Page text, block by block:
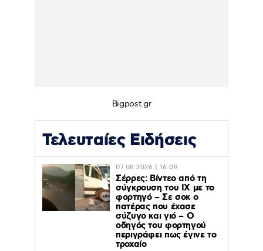
Bigpost.gr
Τελευταίες Ειδήσεις
07.08.2026 | 16:09
Σέρρες: Βίντεο από τη
σύγκρουση του ΙΧ με το
φορτηγό – Σε σοκ ο
πατέρας που έχασε
σύζυγο και γιό – Ο
οδηγός του φορτηγού
περιγράφει πως έγινε το
τροχαίο